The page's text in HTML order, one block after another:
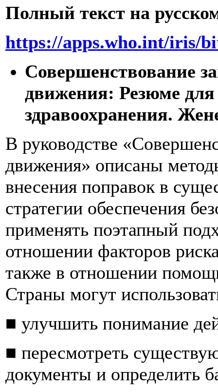
Полный текст на
https://apps.who.int/iris/
Совершенствование
движения: Резюме
здравоохранения.
В руководстве
движения» описаны
внесения поправок в
стратегии обеспечения
применять поэтапный
отношении факторов
также в отношении
Страны могут
■ улучшить понимание
■ пересмотреть
документы и определить